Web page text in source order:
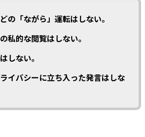
の「ながら」運転はしない。
私的な閲覧はしない。
しない。
イバシーに立ち入った発言はしな